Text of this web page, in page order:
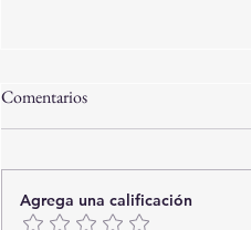
Comentarios
Agrega una calificación